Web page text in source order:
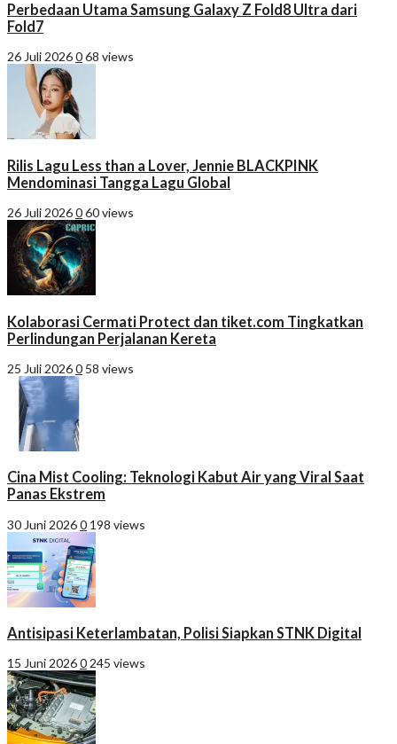
Perbedaan Utama Samsung Galaxy Z Fold8 Ultra dari
Fold7
26 Juli 2026068 views
Rilis Lagu Less than a Lover, Jennie BLACKPINK
Mendominasi Tangga Lagu Global
26 Juli 2026060 views
Kolaborasi Cermati Protect dan tiket.com Tingkatkan
Perlindungan Perjalanan Kereta
25 Juli 20260 58 views
Cina Mist Cooling: Teknologi Kabut Air yang Viral Saat
Panas Ekstrem
30 Juni 20260 198 views
Antisipasi Keterlambatan, Polisi Siapkan STNK Digital
15 Juni 20260 245 views